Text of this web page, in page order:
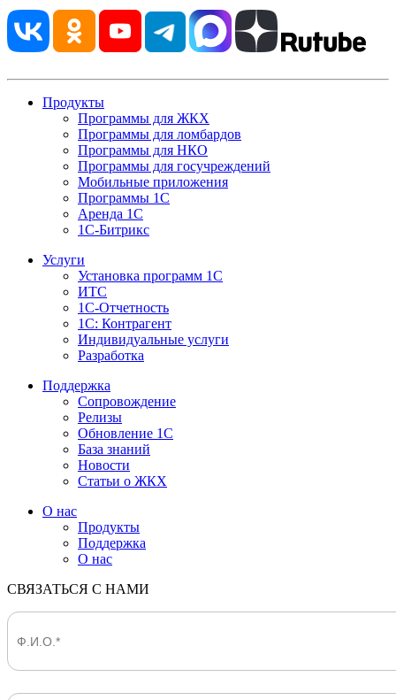
Продукты
Программы для ЖКХ
Программы для ломбардов
Программы для НКО
Программы для госучреждений
Мобильные приложения
Программы 1С
Аренда 1С
1С-Битрикс
Услуги
Установка программ 1С
ИТС
1С-Отчетность
1С: Контрагент
Индивидуальные услуги
Разработка
Поддержка
Сопровождение
Релизы
Обновление 1С
База знаний
Новости
Статьи о ЖКХ
О нас
Продукты
Поддержка
О нас
СВЯЗАТЬСЯ С НАМИ